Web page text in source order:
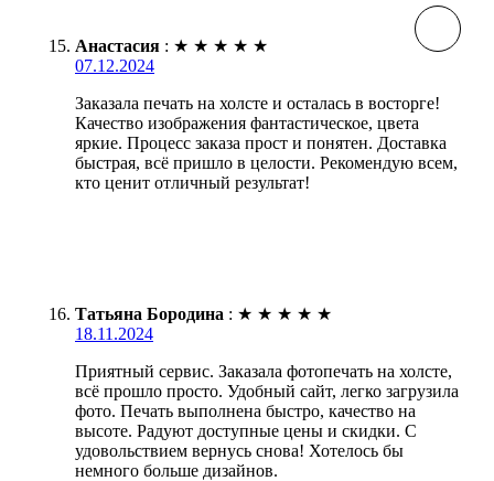
Анастасия : ★ ★ ★ ★ ★
07.12.2024
Заказала печать на холсте и осталась в восторге!
Качество изображения фантастическое, цвета
яркие. Процесс заказа прост и понятен. Доставка
быстрая, всё пришло в целости. Рекомендую всем,
кто ценит отличный результат!
Татьяна Бородина : ★ ★ ★ ★ ★
18.11.2024
Приятный сервис. Заказала фотопечать на холсте,
всё прошло просто. Удобный сайт, легко загрузила
фото. Печать выполнена быстро, качество на
высоте. Радуют доступные цены и скидки. С
удовольствием вернусь снова! Хотелось бы
немного больше дизайнов.